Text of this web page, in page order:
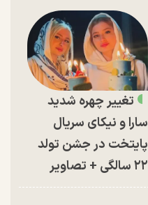
تغییر چهره شدید
سارا و نیکای سریال
پایتخت در جشن تولد
۲۲ سالگی + تصاویر